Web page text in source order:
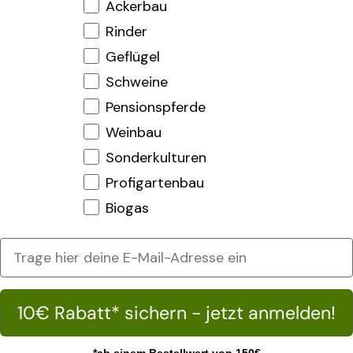
setzen das organische Material um. Dabei bilden sie wichtige
Sie bilden zudem runde Bodenkrümel, die langfristig besser
Ackerbau
Rinder
Geflügel
Schweine
Pensionspferde
Weinbau
Sonderkulturen
Profigartenbau
Biogas
10€ Rabatt* sichern - jetzt anmelden!